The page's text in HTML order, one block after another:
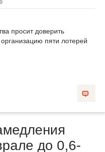
просит доверить
пяти лотерей
до 0,6-